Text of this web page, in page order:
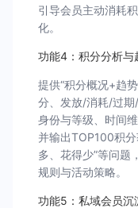
引导会员主动消耗
化。
功能4：积分分析与
提供“积分概况+趋
分、发放/消耗/过期
身份与等级、时间
并输出TOP100积
多、花得少”等问题
规则与活动策略。
功能5：私域会员沉